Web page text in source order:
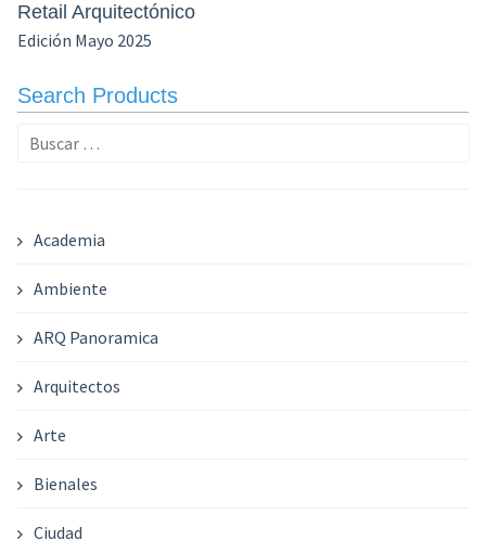
Retail Arquitectónico
Edición Mayo 2025
Search Products
Buscar:
Academia
Ambiente
ARQ Panoramica
Arquitectos
Arte
Bienales
Ciudad